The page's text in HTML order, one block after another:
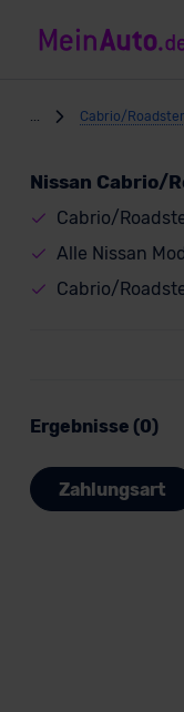
Cabrio/Roadster
Nissan Cabrio/
Cabrio/
Alle Nissan
Cabrio/
Ergebnisse (0)
Zahlungsart